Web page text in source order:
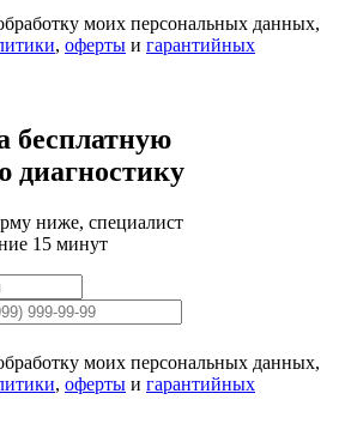
моих персональных данных,
, оферты и гарантийных
бесплатную
диагностику
ниже, специалист
15 минут
моих персональных данных,
, оферты и гарантийных